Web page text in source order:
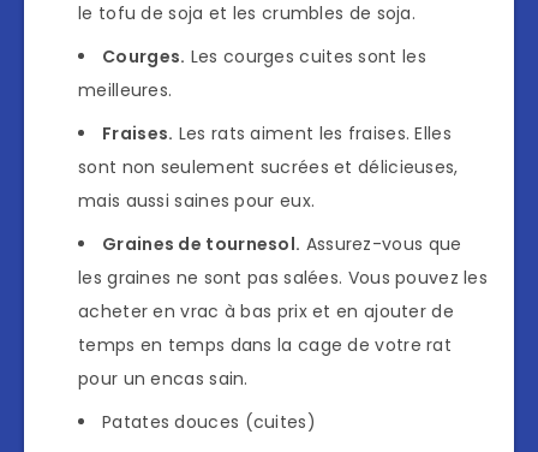
le tofu de soja et les crumbles de soja.
Courges. Les courges cuites sont les
meilleures.
Fraises. Les rats aiment les fraises. Elles
sont non seulement sucrées et délicieuses,
mais aussi saines pour eux.
Graines de tournesol. Assurez-vous que
les graines ne sont pas salées. Vous pouvez les
acheter en vrac à bas prix et en ajouter de
temps en temps dans la cage de votre rat
pour un encas sain.
Patates douces (cuites)